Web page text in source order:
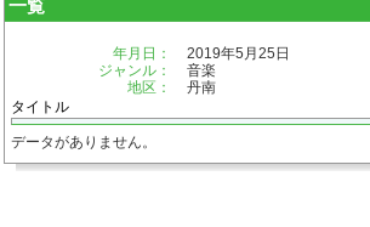
一覧
年月日：
2019年5月25日
ジャンル：
音楽
地区：
丹南
タイトル
データがありません。